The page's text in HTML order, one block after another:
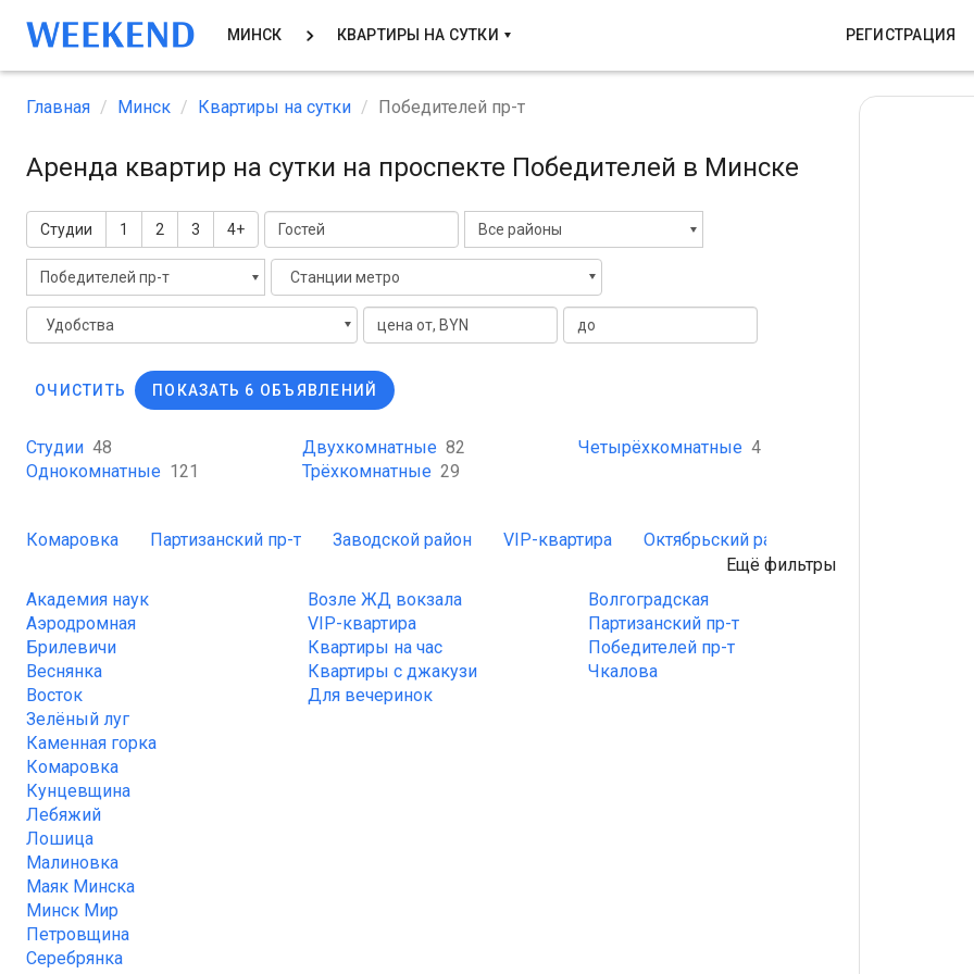
МИНСК КВАРТИРЫ НА СУТКИ РЕГИСТРАЦИЯ
Главная Минск Квартиры на сутки Победителей пр-т
Аренда квартир на сутки на проспекте Победителей в Минске
Студии 1 2 3 4+ Все районы
Победителей пр-т Станции метро
Удобства
ОЧИСТИТЬ ПОКАЗАТЬ 6 ОБЪЯВЛЕНИЙ
Студии 48
Однокомнатные 121
Двухкомнатные 82
Трёхкомнатные 29
Четырёхкомнатные 4
Комаровка Партизанский пр-т Заводской район VIP-квартира Октябрьский район
Ещё фильтры
Академия наук
Аэродромная
Брилевичи
Веснянка
Восток
Зелёный луг
Каменная горка
Комаровка
Кунцевщина
Лебяжий
Лошица
Малиновка
Маяк Минска
Минск Мир
Петровщина
Серебрянка
Возле ЖД вокзала
VIP-квартира
Квартиры на час
Квартиры с джакузи
Для вечеринок
Волгоградская
Партизанский пр-т
Победителей пр-т
Чкалова